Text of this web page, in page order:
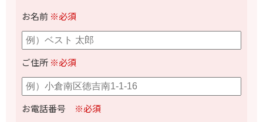
お名前 ※必須
ご住所 ※必須
お電話番号 ※必須